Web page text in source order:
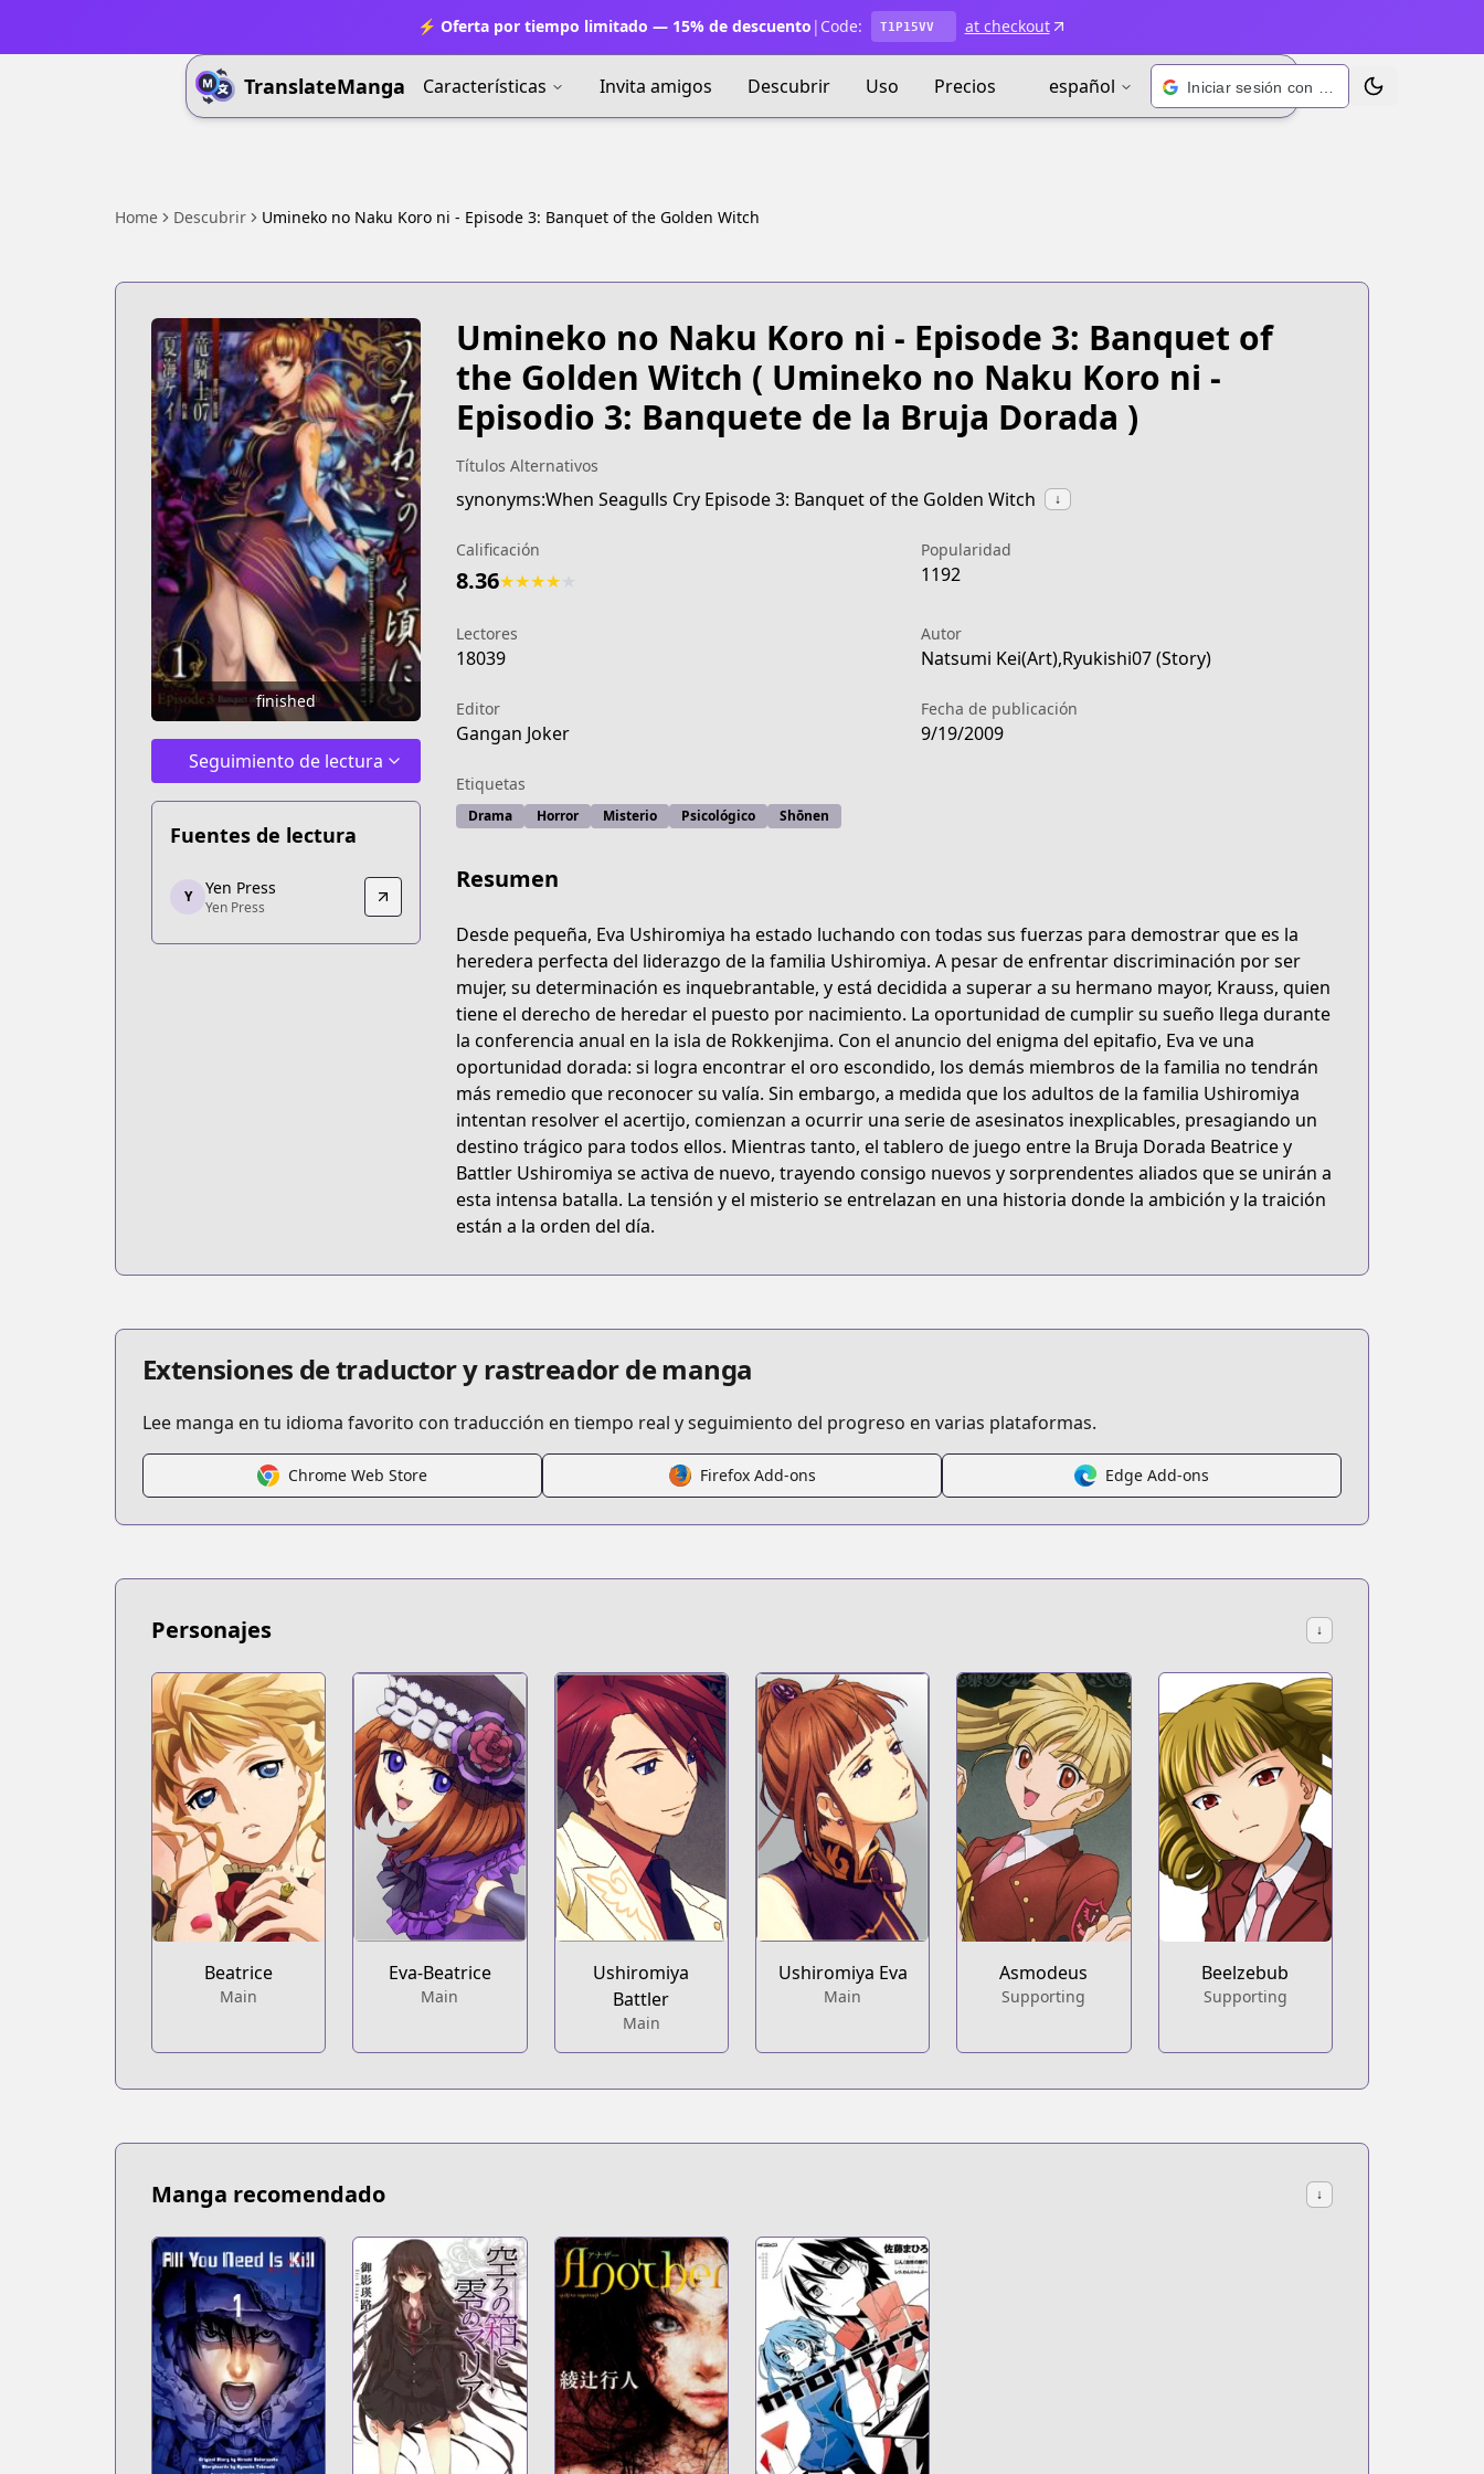
⚡ Oferta por tiempo limitado — 15% de descuento | Code: T1P15VV at checkout
TranslateManga Características Invita amigos Descubrir Uso Precios español Alternar tema
Home Descubrir Umineko no Naku Koro ni - Episode 3: Banquet of the Golden Witch
finished
Seguimiento de lectura
Fuentes de lectura
Yen Press
Yen Press
https://yenpress.com/series/umineko-when-they-cry
Y Yen Press
Yen Press
Umineko no Naku Koro ni - Episode 3: Banquet of
the Golden Witch ( Umineko no Naku Koro ni -
Episodio 3: Banquete de la Bruja Dorada )
Títulos Alternativos
synonyms:When Seagulls Cry Episode 3: Banquet of the Golden Witch ↓
Calificación
8.36★★★★
Popularidad
1192
Lectores
18039
Autor
Natsumi Kei(Art),Ryukishi07 (Story)
Editor
Gangan Joker
Fecha de publicación
9/19/2009
Etiquetas
Drama Horror Misterio Psicológico Shōnen
Resumen
Desde pequeña, Eva Ushiromiya ha estado luchando con todas sus fuerzas para demostrar que es la
heredera perfecta del liderazgo de la familia Ushiromiya. A pesar de enfrentar discriminación por ser
mujer, su determinación es inquebrantable, y está decidida a superar a su hermano mayor, Krauss, quien
tiene el derecho de heredar el puesto por nacimiento. La oportunidad de cumplir su sueño llega durante
la conferencia anual en la isla de Rokkenjima. Con el anuncio del enigma del epitafio, Eva ve una
oportunidad dorada: si logra encontrar el oro escondido, los demás miembros de la familia no tendrán
más remedio que reconocer su valía. Sin embargo, a medida que los adultos de la familia Ushiromiya
intentan resolver el acertijo, comienzan a ocurrir una serie de asesinatos inexplicables, presagiando un
destino trágico para todos ellos. Mientras tanto, el tablero de juego entre la Bruja Dorada Beatrice y
Battler Ushiromiya se activa de nuevo, trayendo consigo nuevos y sorprendentes aliados que se unirán a
esta intensa batalla. La tensión y el misterio se entrelazan en una historia donde la ambición y la traición
están a la orden del día.
Extensiones de traductor y rastreador de manga
Lee manga en tu idioma favorito con traducción en tiempo real y seguimiento del progreso en varias plataformas.
Chrome Web Store Firefox Add-ons Edge Add-ons
Personajes ↓
Beatrice
Main
Eva-Beatrice
Main
Ushiromiya
Battler
Main
Ushiromiya Eva
Main
Asmodeus
Supporting
Beelzebub
Supporting
Manga recomendado ↓